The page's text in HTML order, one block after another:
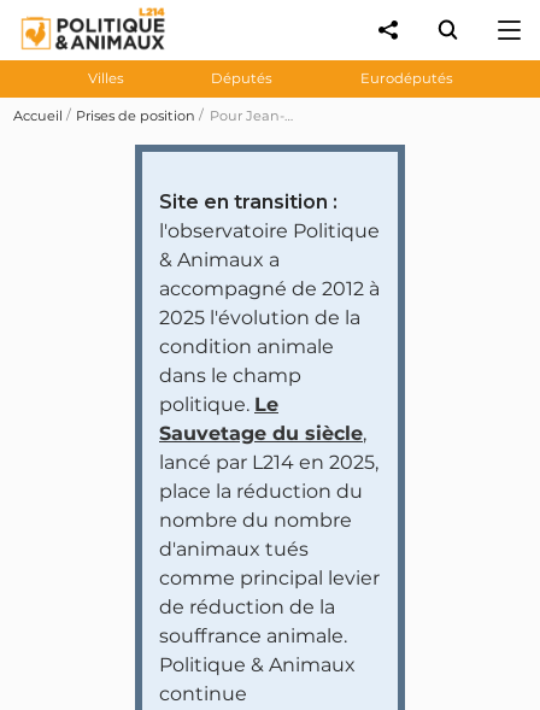
Villes Députés Eurodéputés
Accueil Prises de position Pour Jean-Marc Governatori, la végétalisation de l'alimentation est inévitable dans la décennie pour répondre aux multiples crises alimentaires, climatiques, énergétiques, etc.
Site en transition :
l'observatoire Politique
& Animaux a
accompagné de 2012 à
2025 l'évolution de la
condition animale
dans le champ
politique. Le
Sauvetage du siècle,
lancé par L214 en 2025,
place la réduction du
nombre du nombre
d'animaux tués
comme principal levier
de réduction de la
souffrance animale.
Politique & Animaux
continue